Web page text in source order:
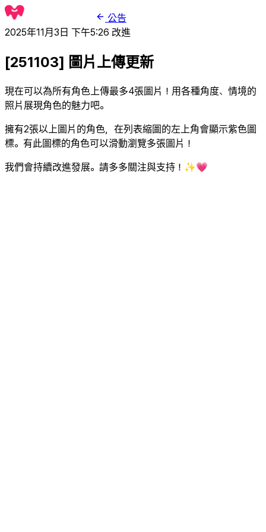
公告
2025年11月3日 下午5:26 改進
[251103] 圖片上傳更新
現在可以為所有角色上傳最多4張圖片！用各種角度、情境的
照片展現角色的魅力吧。
擁有2張以上圖片的角色，在列表縮圖的左上角會顯示紫色圖
標。有此圖標的角色可以滑動瀏覽多張圖片！
我們會持續改進發展。請多多關注與支持！✨💗